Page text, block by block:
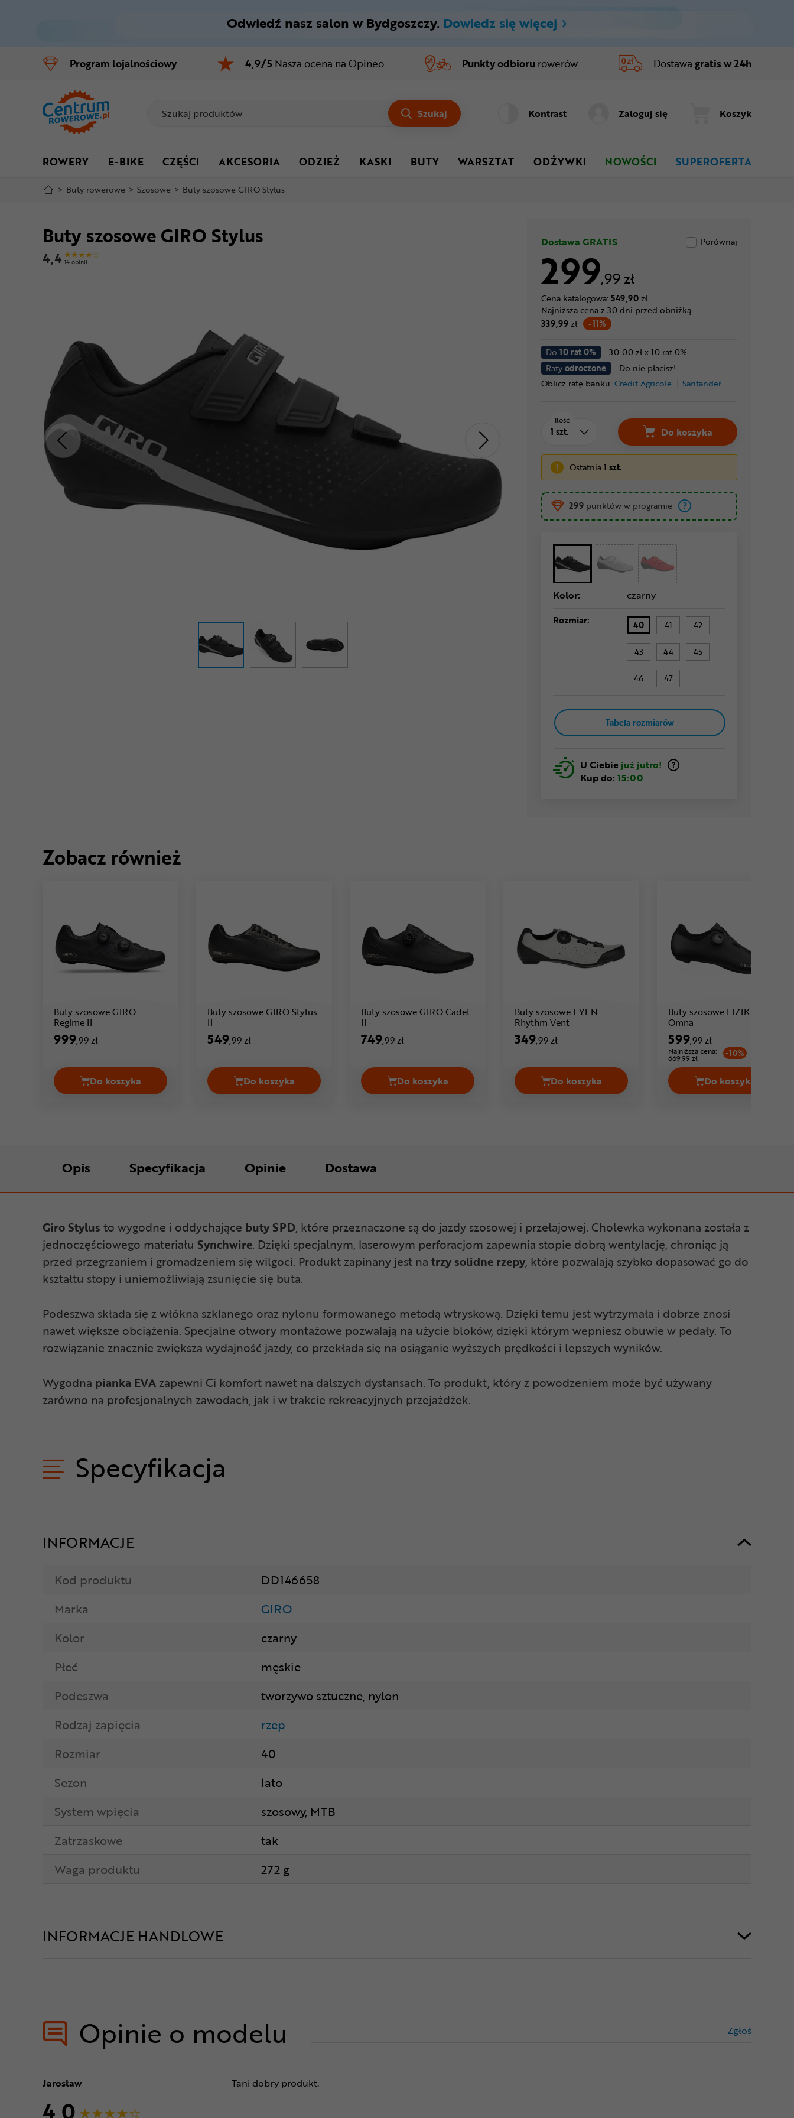
Menu główne
Informacje o produkcie
Do koszyka
Szczegółowe informacje
Mapa strony
Odwiedź nasz salon w Bydgoszczy. Dowiedz się więcej
Program lojalnościowy 4,9/5 Nasza ocena na Opineo Punkty odbioru rowerów Dostawa gratis w 24h
Szukaj Kontrast Zaloguj się Koszyk
ROWERY E-BIKE CZĘŚCI AKCESORIA ODZIEŻ KASKI BUTY WARSZTAT ODŻYWKI NOWOŚCI SUPEROFERTA
> Buty rowerowe > Szosowe > Buty szosowe GIRO Stylus
Buty szosowe GIRO Stylus
4,4 14 opinii
Dostawa GRATIS Porównaj
299,99 zł
Cena katalogowa: 549,90zł
-11%
Najniższa cena z 30 dni przed obniżką
339,99zł
Do 10 rat 0%
30.00 zł x 10 rat 0%
Ratyodroczone
Do nie płacisz!
Oblicz ratę banku: Credit Agricole Santander
Ilość
Do koszyka
Ostatnia1 szt.
299 punktów w programie
Kolor: czarny
Rozmiar: 40 41 42
43 44 45
46 47
Tabela rozmiarów
U Ciebie już jutro!
Kup do: 15:00
Zobacz również
Buty szosowe GIRO
Regime II
999,99 zł
Do koszyka
Buty szosowe GIRO Regime II Cena 999,99 zł
Buty szosowe GIRO Stylus
II
549,99 zł
Do koszyka
Buty szosowe GIRO Stylus II Cena 549,99 zł
Buty szosowe GIRO Cadet
II
749,99 zł
Do koszyka
Buty szosowe GIRO Cadet II Cena 749,99 zł
Buty szosowe EYEN
Rhythm Vent
349,99 zł
Do koszyka
Buty szosowe EYEN Rhythm Vent Cena 349,99 zł
Buty szosowe FIZIK Vento
Omna
599,99 zł
Najniższa cena:
669,99 zł -10%
Do koszyka
Buty szosowe
Opis Specyfikacja Opinie Dostawa
Giro Stylus to wygodne i oddychające buty SPD, które przeznaczone są do jazdy szosowej i przełajowej. Cholewka wykonana została z
jednoczęściowego materiału Synchwire. Dzięki specjalnym, laserowym perforacjom zapewnia stopie dobrą wentylację, chroniąc ją
przed przegrzaniem i gromadzeniem się wilgoci. Produkt zapinany jest na trzy solidne rzepy, które pozwalają szybko dopasować go do
kształtu stopy i uniemożliwiają zsunięcie się buta.
Podeszwa składa się z włókna szklanego oraz nylonu formowanego metodą wtryskową. Dzięki temu jest wytrzymała i dobrze znosi
nawet większe obciążenia. Specjalne otwory montażowe pozwalają na użycie bloków, dzięki którym wepniesz obuwie w pedały. To
rozwiązanie znacznie zwiększa wydajność jazdy, co przekłada się na osiąganie wyższych prędkości i lepszych wyników.
Wygodna pianka EVA zapewni Ci komfort nawet na dalszych dystansach. To produkt, który z powodzeniem może być używany
zarówno na profesjonalnych zawodach, jak i w trakcie rekreacyjnych przejażdżek.
Specyfikacja
INFORMACJE
Kod produktu
DD146658
Marka
GIRO
Kolor
czarny
Płeć
męskie
Podeszwa
tworzywo sztuczne, nylon
Rodzaj zapięcia
rzep
Rozmiar
40
Sezon
lato
System wpięcia
szosowy, MTB
Zatrzaskowe
tak
Waga produktu
272 g
INFORMACJE HANDLOWE
Opinie o modelu Zgłoś
Jarosław
4,0
Tani dobry produkt.